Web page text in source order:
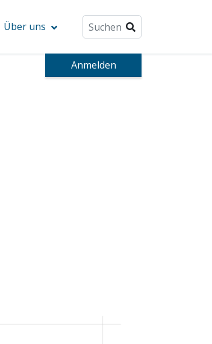
Über uns
Anmelden